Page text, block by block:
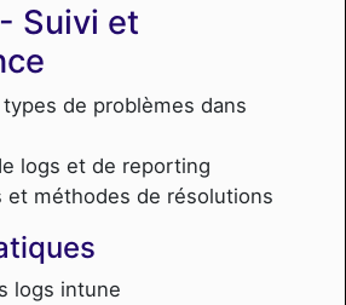
Suivi et
de problèmes dans
logs et de reporting
et méthodes de résolutions
logs intune